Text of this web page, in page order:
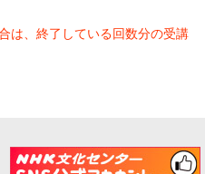
は、終了している回数分の受講